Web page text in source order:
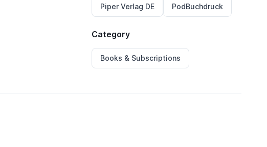
Piper Verlag DE PodBuchdruck
Category
Books & Subscriptions